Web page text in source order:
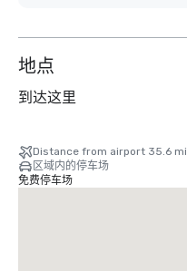
地点
到达这里
Distance from airport 35.6 mi
区域内的停车场
免费停车场